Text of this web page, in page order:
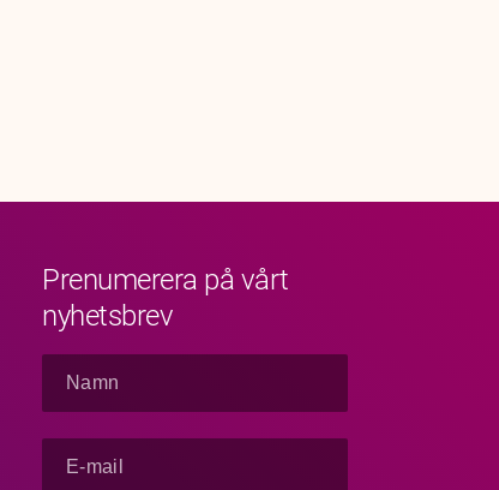
Prenumerera på vårt
nyhetsbrev